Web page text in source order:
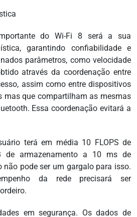
do Wi-Fi 8 será a sua
garantindo confiabilidade e
parâmetros, como velocidade
através da coordenação entre
assim como entre dispositivos
mas que compartilham as mesmas
Essa coordenação evitará a
terá em média 10 FLOPS de
de armazenamento a 10 ms de
não pode ser um gargalo para isso.
da rede precisará ser
em segurança. Os dados de